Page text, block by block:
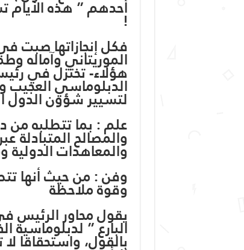
أحدهم ” هذه الأيام
!
فكل إنجازاتها صبت
الموريتاني وآماله
هؤلاء- تختزل في
الدبلوماسي العجيب
لتسيير شؤون الدول
علم : بما تتطلبه من
والمصالح المتبادلة
والمعاهدات الدولية
وفن : من حيث أنها
وقوة ملاحظة
يقول محاور الرئيس
البارع ” لدبلوماسية
بالقول، واستحقاقا